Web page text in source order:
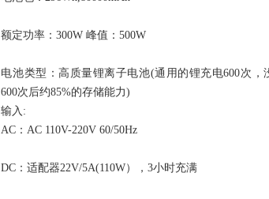
额定功率：300W 峰值：500W
电池类型：高质量锂离子电池(通用的锂充电600次，
600次后约85%的存储能力)
输入:
AC：AC 110V-220V 60/50Hz
DC：适配器22V/5A(110W），3小时充满